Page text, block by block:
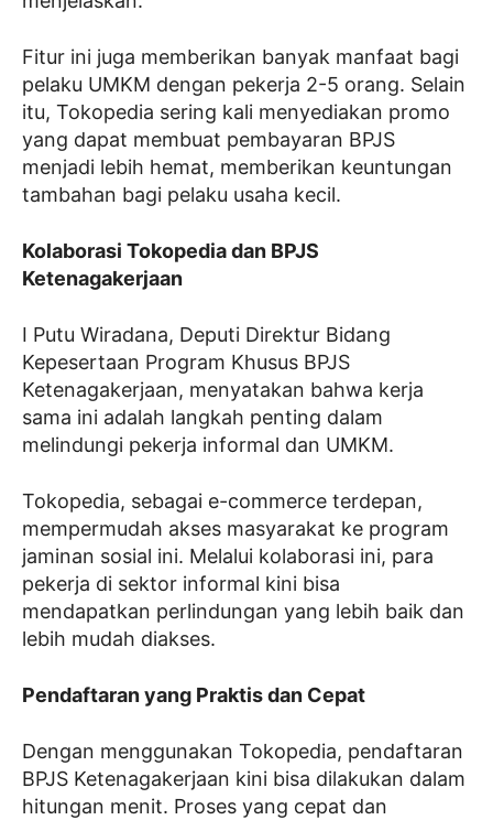
Fitur ini juga memberikan banyak manfaat bagi
pelaku UMKM dengan pekerja 2-5 orang. Selain
itu, Tokopedia sering kali menyediakan promo
yang dapat membuat pembayaran BPJS
menjadi lebih hemat, memberikan keuntungan
tambahan bagi pelaku usaha kecil.
Kolaborasi Tokopedia dan BPJS
Ketenagakerjaan
I Putu Wiradana, Deputi Direktur Bidang
Kepesertaan Program Khusus BPJS
Ketenagakerjaan, menyatakan bahwa kerja
sama ini adalah langkah penting dalam
melindungi pekerja informal dan UMKM.
Tokopedia, sebagai e-commerce terdepan,
mempermudah akses masyarakat ke program
jaminan sosial ini. Melalui kolaborasi ini, para
pekerja di sektor informal kini bisa
mendapatkan perlindungan yang lebih baik dan
lebih mudah diakses.
Pendaftaran yang Praktis dan Cepat
Dengan menggunakan Tokopedia, pendaftaran
BPJS Ketenagakerjaan kini bisa dilakukan dalam
hitungan menit. Proses yang cepat dan